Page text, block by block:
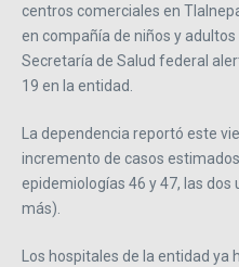
centros comerciales en
en compañía de niños y
Secretaría de Salud federal
19 en la entidad.
La dependencia reportó este
incremento de casos
epidemiologías 46 y 47, las dos
más).
Los hospitales de la entidad ya